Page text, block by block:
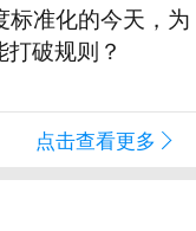
标准化的今天，为
破规则？
点击查看更多